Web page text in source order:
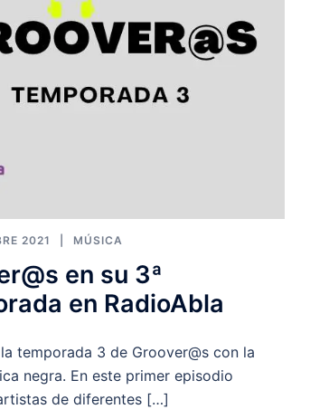
2021 MÚSICA
en su 3ª
en RadioAbla
temporada 3 de Groover@s con la
negra. En este primer episodio
de diferentes […]